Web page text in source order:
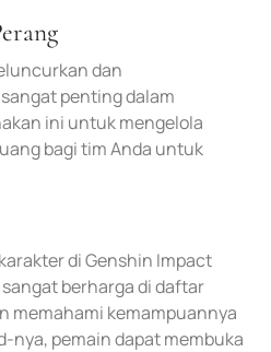
dan
penting dalam
ini untuk mengelola
bagi tim Anda untuk
di Genshin Impact
berharga di daftar
memahami kemampuannya
nya, pemain dapat membuka